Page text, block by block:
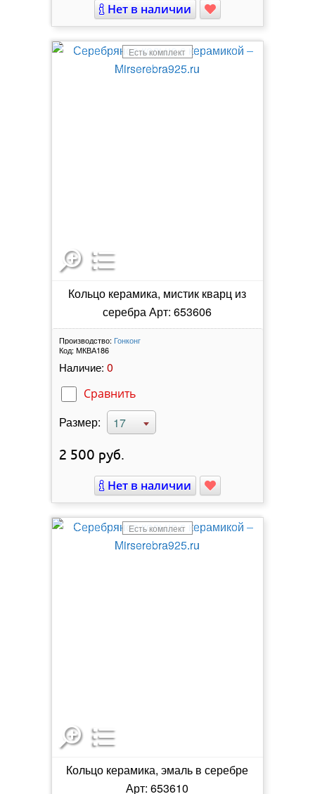
Нет в наличии
Есть комплект
Кольцо керамика, мистик кварц из
серебра Арт: 653606
Производство: Гонконг
Код: МКВА186
Наличие: 0
Сравнить
Размер: 17
2 500 руб.
Нет в наличии
Есть комплект
Кольцо керамика, эмаль в серебре
Арт: 653610